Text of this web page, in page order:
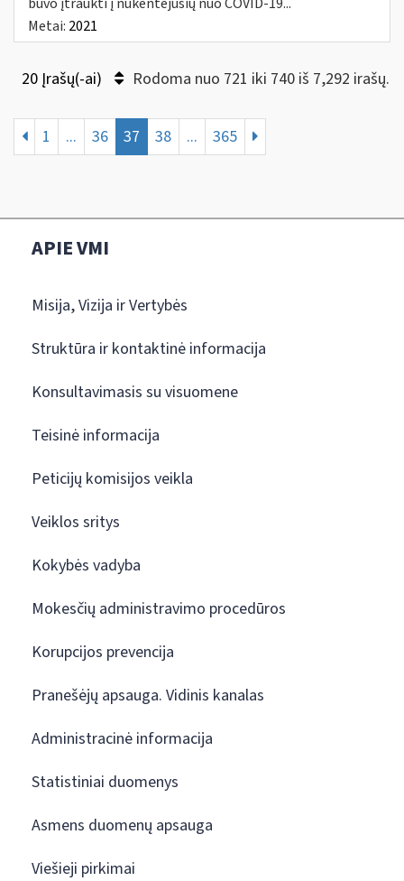
Metai: 2021
20 Įrašų(-ai) Rodoma nuo 721 iki 740 iš 7,292 irašų.
1 ... 36 37 38 ... 365
APIE VMI
Misija, Vizija ir Vertybės
Struktūra ir kontaktinė informacija
Konsultavimasis su visuomene
Teisinė informacija
Peticijų komisijos veikla
Veiklos sritys
Kokybės vadyba
Mokesčių administravimo procedūros
Korupcijos prevencija
Pranešėjų apsauga. Vidinis kanalas
Administracinė informacija
Statistiniai duomenys
Asmens duomenų apsauga
Viešieji pirkimai